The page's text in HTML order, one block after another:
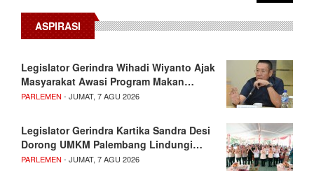
ASPIRASI
Legislator Gerindra Wihadi Wiyanto Ajak
Masyarakat Awasi Program Makan…
PARLEMEN - JUMAT, 7 AGU 2026
Legislator Gerindra Kartika Sandra Desi
Dorong UMKM Palembang Lindungi…
PARLEMEN - JUMAT, 7 AGU 2026